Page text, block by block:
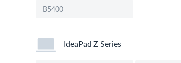
B5400
IdeaPad Z Series